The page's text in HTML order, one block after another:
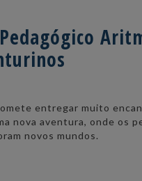
entregar muito
nova aventura, onde os
novos mundos.